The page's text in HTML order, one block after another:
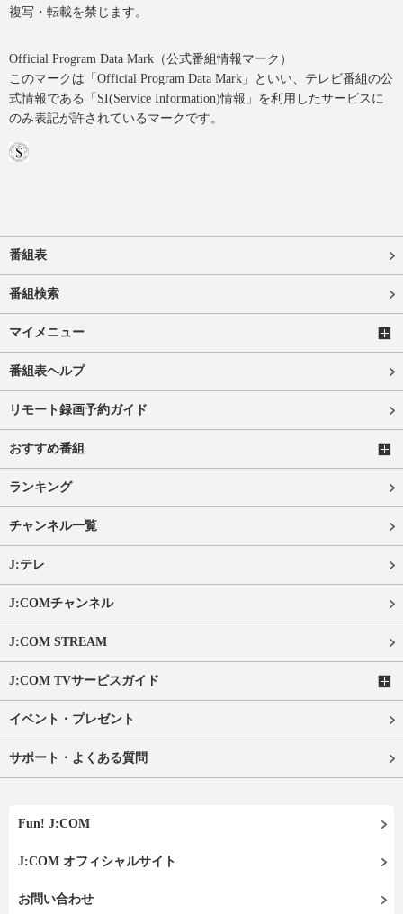
複写・転載を禁じます。
Official Program Data Mark（公式番組情報マーク）
このマークは「Official Program Data Mark」といい、テレビ番組の公
式情報である「SI(Service Information)情報」を利用したサービスに
のみ表記が許されているマークです。
番組表
番組検索
マイメニュー
番組表ヘルプ
リモート録画予約ガイド
おすすめ番組
ランキング
チャンネル一覧
J:テレ
J:COMチャンネル
J:COM STREAM
J:COM TVサービスガイド
イベント・プレゼント
サポート・よくある質問
Fun! J:COM
J:COM オフィシャルサイト
お問い合わせ